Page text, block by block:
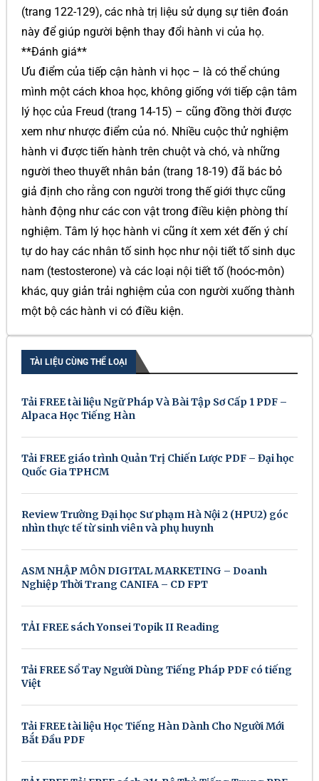
(trang 122-129), các nhà trị liệu sử dụng sự tiên đoán
này để giúp người bệnh thay đổi hành vi của họ.
**Đánh giá**
Ưu điểm của tiếp cận hành vi học – là có thể chúng
mình một cách khoa học, không giống với tiếp cận tâm
lý học của Freud (trang 14-15) – cũng đồng thời được
xem như nhược điểm của nó. Nhiều cuộc thử nghiệm
hành vi được tiến hành trên chuột và chó, và những
người theo thuyết nhân bản (trang 18-19) đã bác bỏ
giả định cho rằng con người trong thế giới thực cũng
hành động như các con vật trong điều kiện phòng thí
nghiệm. Tâm lý học hành vi cũng ít xem xét đến ý chí
tự do hay các nhân tố sinh học như nội tiết tố sinh dục
nam (testosterone) và các loại nội tiết tố (hoóc-môn)
khác, quy giản trải nghiệm của con người xuống thành
một bộ các hành vi có điều kiện.
TÀI LIỆU CÙNG THỂ LOẠI
Tải FREE tài liệu Ngữ Pháp Và Bài Tập Sơ Cấp 1 PDF –
Alpaca Học Tiếng Hàn
Tải FREE giáo trình Quản Trị Chiến Lược PDF – Đại học
Quốc Gia TPHCM
Review Trường Đại học Sư phạm Hà Nội 2 (HPU2) góc
nhìn thực tế từ sinh viên và phụ huynh
ASM NHẬP MÔN DIGITAL MARKETING – Doanh
Nghiệp Thời Trang CANIFA – CD FPT
TẢI FREE sách Yonsei Topik II Reading
Tải FREE Sổ Tay Người Dùng Tiếng Pháp PDF có tiếng
Việt
Tải FREE tài liệu Học Tiếng Hàn Dành Cho Người Mới
Bắt Đầu PDF